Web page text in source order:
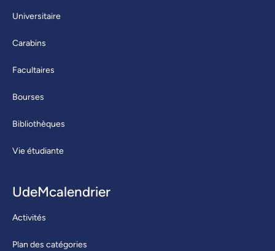
Universitaire
Carabins
Facultaires
Bourses
Bibliothèques
Vie étudiante
UdeMcalendrier
Activités
Plan des catégories